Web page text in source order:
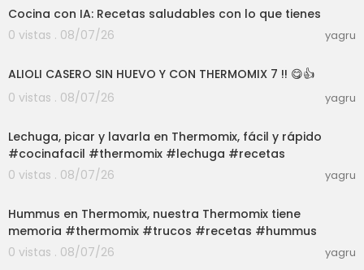
Cocina con IA: Recetas saludables con lo que tienes
0 vistas . 08/07/26
yagru
ALIOLI CASERO SIN HUEVO Y CON THERMOMIX 7 !! 😋👍
0 vistas . 08/07/26
yagru
Lechuga, picar y lavarla en Thermomix, fácil y rápido
#cocinafacil #thermomix #lechuga #recetas
0 vistas . 08/07/26
yagru
Hummus en Thermomix, nuestra Thermomix tiene
memoria #thermomix #trucos #recetas #hummus
0 vistas . 08/07/26
yagru